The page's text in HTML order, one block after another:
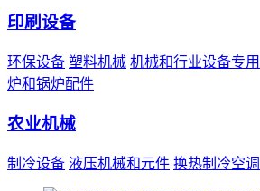
印刷设备
环保设备 塑料机械 机械和行业设备专
炉和锅炉配件
农业机械
制冷设备 液压机械和元件 换热制冷空